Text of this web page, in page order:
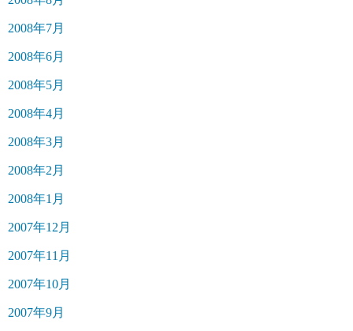
2008年7月
2008年6月
2008年5月
2008年4月
2008年3月
2008年2月
2008年1月
2007年12月
2007年11月
2007年10月
2007年9月